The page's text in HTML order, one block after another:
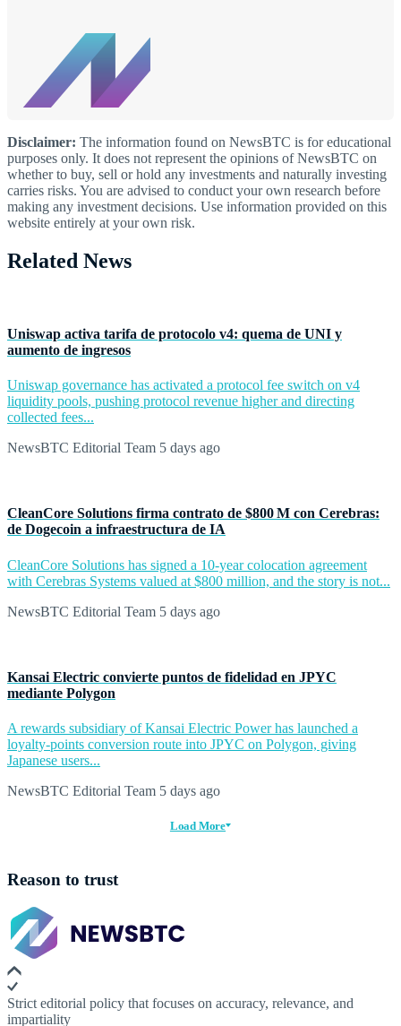
Disclaimer: The information found on NewsBTC is for educational
purposes only. It does not represent the opinions of NewsBTC on
whether to buy, sell or hold any investments and naturally investing
carries risks. You are advised to conduct your own research before
making any investment decisions. Use information provided on this
website entirely at your own risk.
Related News
Uniswap activa tarifa de protocolo v4: quema de UNI y
aumento de ingresos
Uniswap governance has activated a protocol fee switch on v4
liquidity pools, pushing protocol revenue higher and directing
collected fees...
NewsBTC Editorial Team 5 days ago
CleanCore Solutions firma contrato de $800 M con Cerebras:
de Dogecoin a infraestructura de IA
CleanCore Solutions has signed a 10-year colocation agreement
with Cerebras Systems valued at $800 million, and the story is not...
NewsBTC Editorial Team 5 days ago
Kansai Electric convierte puntos de fidelidad en JPYC
mediante Polygon
A rewards subsidiary of Kansai Electric Power has launched a
loyalty-points conversion route into JPYC on Polygon, giving
Japanese users...
NewsBTC Editorial Team 5 days ago
Load More
Reason to trust
Strict editorial policy that focuses on accuracy, relevance, and
impartiality